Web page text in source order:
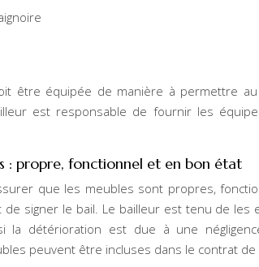
être équipée de manière à permettre
est responsable de fournir les
: propre, fonctionnel et en bon état
que les meubles sont propres,
de signer le bail. Le bailleur est tenu de
la détérioration est due à une
peuvent être incluses dans le contrat de